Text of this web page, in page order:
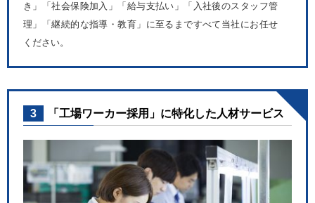
き」「社会保険加入」「給与支払い」「入社後のスタッフ管
理」「継続的な指導・教育」に至るまですべて当社にお任せ
ください。
3 「工場ワーカー採用」に特化した人材サービス